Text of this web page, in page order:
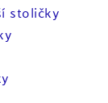
stoličky